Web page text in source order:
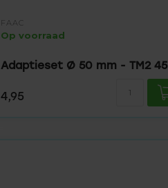
FAAC
Op voorraad
Adaptieset Ø 50 mm - TM2 45
4,95